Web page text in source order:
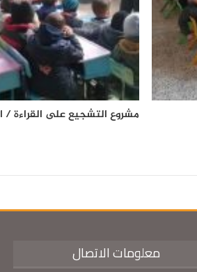
مشروع التشجيع على القراءة /
معلومات الاتصال